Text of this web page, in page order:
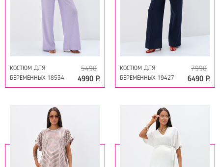
КОСТЮМ ДЛЯ
БЕРЕМЕННЫХ 18534
СИРЕНЬ
5490
4990 Р.
КОСТЮМ ДЛЯ
БЕРЕМЕННЫХ 19427
ТЁМНО-СИНИЙ ПОЛОСА
7990
6490 Р.